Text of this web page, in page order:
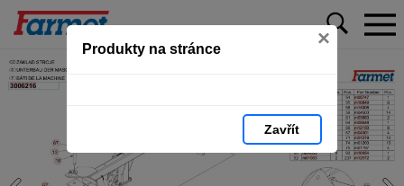
Produkty na stránce ×
Zavřít